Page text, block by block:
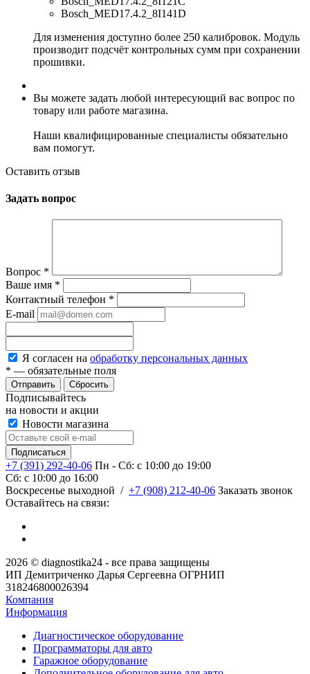
Bosch_MED17.4.2_8I141D
Для изменения доступно более 250 калибровок. Модуль
производит подсчёт контрольных сумм при сохранении
прошивки.
Вы можете задать любой интересующий вас вопрос по
товару или работе магазина.
Наши квалифицированные специалисты обязательно
вам помогут.
Оставить отзыв
Задать вопрос
Вопрос *
Ваше имя *
Контактный телефон *
E-mail
Я согласен на обработку персональных данных
* — обязательные поля
Сбросить
Подписывайтесь
на новости и акции
Новости магазина
+7 (391) 292-40-06 Пн - Сб: c 10:00 до 19:00
Сб: c 10:00 до 16:00
​Воскресенье выходной / +7 (908) 212-40-06 Заказать звонок
Оставайтесь на связи:
2026 © diagnostika24 - все права защищены
ИП Демитриченко Дарья Сергеевна ОГРНИП
318246800026394
Компания
Информация
Диагностическое оборудование
Программаторы для авто
Гаражное оборудование